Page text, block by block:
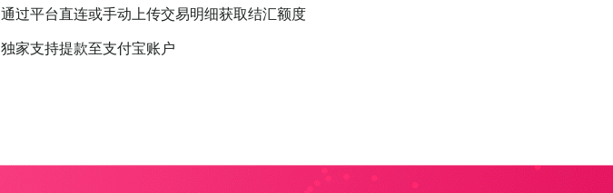
通过平台直连或手动上传交易明细获取结汇额度
独家支持提款至支付宝账户